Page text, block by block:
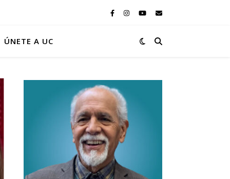
ÚNETE A UC